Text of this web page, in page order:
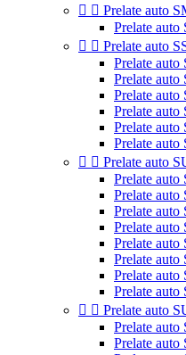
  Prelate auto
Prelate
  Prelate auto
Prelate
Prelate
Prelate
Prelate
Prelate
Prelate
  Prelate auto
Prelate
Prelate
Prelate
Prelate
Prelate
Prelate
Prelate
Prelate
  Prelate auto
Prelate
Prelate